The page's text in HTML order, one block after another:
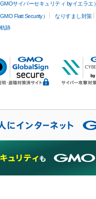
サイバーセキュリティ byイエラエ）
Flatt Security）
なりすまし対策
跡